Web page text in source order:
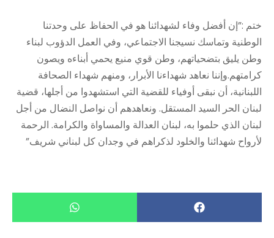
ختم :”إن أفضل وفاء لشهدائنا هو في الحفاظ على وحدتنا
الوطنية وتماسك نسيجنا الاجتماعي، وفي العمل الدؤوب لبناء
وطن يليق بتضحياتهم، وطن قوي منيع يحمي أبناءه ويصون
كرامتهم.وإننا نعاهد شهداءنا الأبرار، ومنهم شهداء الصحافة
اللبنانية، أن نبقى أوفياء للقضية التي استشهدوا من أجلها، قضية
لبنان الحر السيد المستقل. ونعاهدهم أن نواصل النضال من أجل
لبنان الذي حلموا به، لبنان العدالة والمساواة والكرامة. الرحمة
لأرواح شهدائنا والخلود لذكراهم في وجدان كل لبناني شريف”